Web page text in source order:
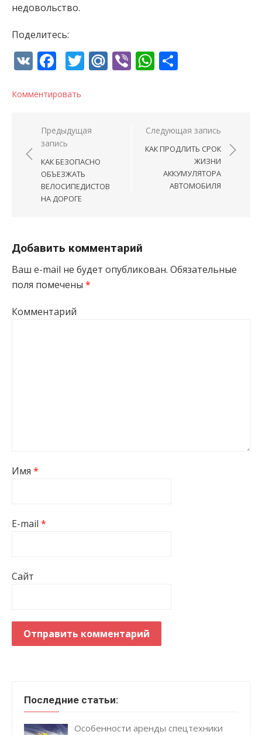
недовольство.
Поделитесь:
VK Facebook
Twitter
Mail.Ru
ViberWhatsApp
Комментировать
Навигация по записям
Предыдущая
запись
КАК БЕЗОПАСНО
ОБЪЕЗЖАТЬ
ВЕЛОСИПЕДИСТОВ
НА ДОРОГЕ
Следующая запись
КАК ПРОДЛИТЬ СРОК
ЖИЗНИ
АККУМУЛЯТОРА
АВТОМОБИЛЯ
Добавить комментарий
Ваш e-mail не будет опубликован. Обязательные
поля помечены *
Комментарий
Имя *
E-mail *
Сайт
Последние статьи:
Особенности аренды спецтехники